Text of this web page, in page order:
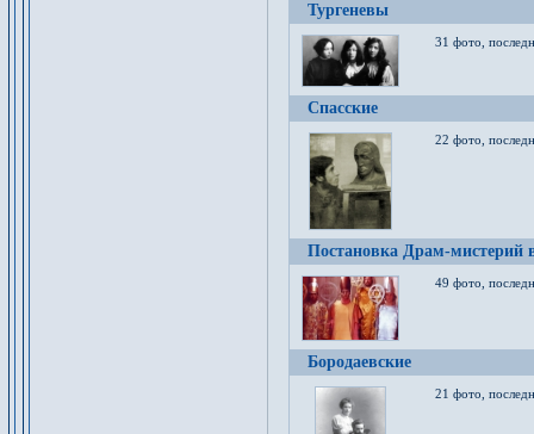
Тургеневы
31 фото,
Спасские
22 фото,
Постановка Драм-мистерий
49 фото,
Бородаевские
21 фото,